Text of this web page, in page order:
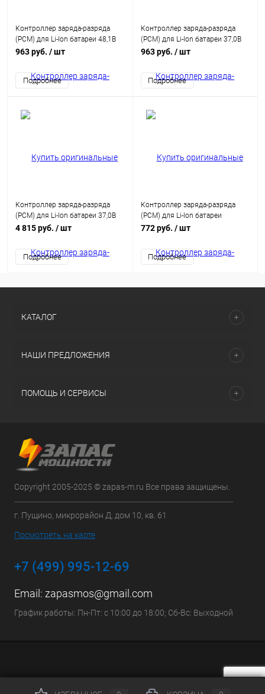
Контроллер заряда-разряда
(PCM) для Li-Ion батареи 48,1В
15A с балансиром HCX-D122
963 руб. / шт
Подробнее
Контроллер заряда-разряда
(PCM) для Li-Ion батареи 37,0В
15A с балансиром HCX-D150
963 руб. / шт
Подробнее
Контроллер заряда-разряда
(PCM) для Li-Ion батареи 37,0В
80A с балансиром PCM-L10100-
4 815 руб. / шт
Подробнее
Контроллер заряда-разряда
(PCM) для Li-Ion батареи
11,1/14,8В 12A HCX-D087
772 руб. / шт
Подробнее
КАТАЛОГ
НАШИ ПРЕДЛОЖЕНИЯ
ПОМОЩЬ И СЕРВИСЫ
Copyright 2005-2025 © zapas-m.ru Все права защищены.
г. Пущино, микрорайон Д, дом 10, кв. 61
Посмотреть на карте
+7 (499) 995-12-69
Email: zapasmos@gmail.com
График работы: Пн-Пт: с 10:00 до 18:00; Сб-Вс: Выходной